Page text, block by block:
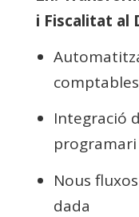
i Fiscalitat al
Integració
programari
Nous
dada